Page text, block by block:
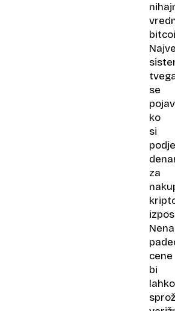
se
ko
si
za
cene
bi
lahko